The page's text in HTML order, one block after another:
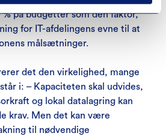
på budgetter som den faktor,
for IT-afdelingens evne til at
målsætninger.
det den virkelighed, mange
i: – Kapaciteten skal udvides,
og lokal datalagring kan
krav. Men det kan være
til nødvendige